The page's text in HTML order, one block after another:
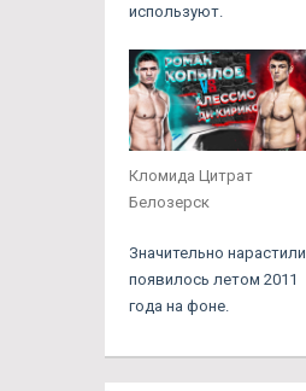
используют.
Кломида Цитрат
Белозерск
Значительно нарастили
появилось летом 2011
года на фоне.